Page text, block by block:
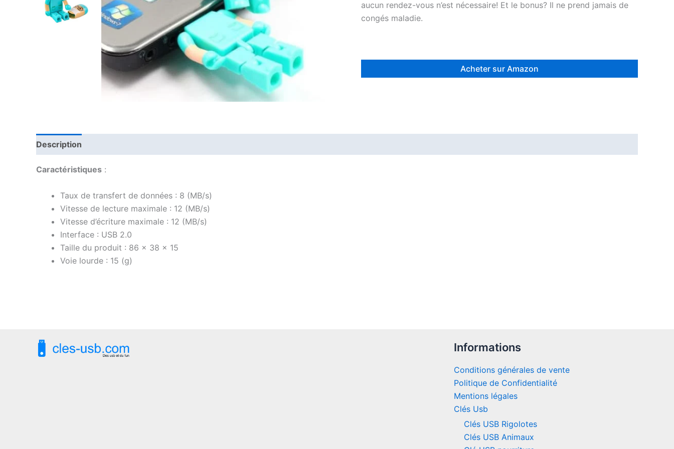
aucun rendez-vous n’est nécessaire! Et le bonus? Il ne prend jamais de
congés maladie.
Acheter sur Amazon
Description
Caractéristiques :
Taux de transfert de données : 8 (MB/s)
Vitesse de lecture maximale : 12 (MB/s)
Vitesse d’écriture maximale : 12 (MB/s)
Interface : USB 2.0
Taille du produit : 86 x 38 x 15
Voie lourde : 15 (g)
Informations
Conditions générales de vente
Politique de Confidentialité
Mentions légales
Clés Usb
Clés USB Rigolotes
Clés USB Animaux